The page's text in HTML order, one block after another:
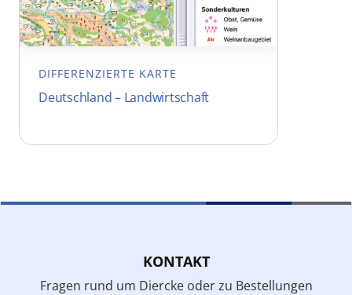
DIFFERENZIERTE KARTE
Deutschland – Landwirtschaft
KONTAKT
Fragen rund um Diercke oder zu Bestellungen